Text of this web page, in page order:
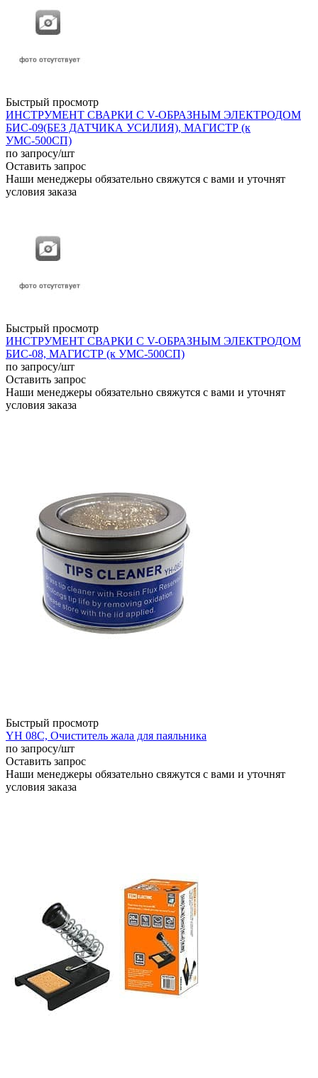
Быстрый просмотр
ИНСТРУМЕНТ СВАРКИ С V-ОБРАЗНЫМ ЭЛЕКТРОДОМ
БИС-09(БЕЗ ДАТЧИКА УСИЛИЯ), МАГИСТР (к
УМС-500СП)
по запросу/шт
Оставить запрос
Наши менеджеры обязательно свяжутся с вами и уточнят
условия заказа
Быстрый просмотр
ИНСТРУМЕНТ СВАРКИ С V-ОБРАЗНЫМ ЭЛЕКТРОДОМ
БИС-08, МАГИСТР (к УМС-500СП)
по запросу/шт
Оставить запрос
Наши менеджеры обязательно свяжутся с вами и уточнят
условия заказа
Быстрый просмотр
YH 08C, Очиститель жала для паяльника
по запросу/шт
Оставить запрос
Наши менеджеры обязательно свяжутся с вами и уточнят
условия заказа